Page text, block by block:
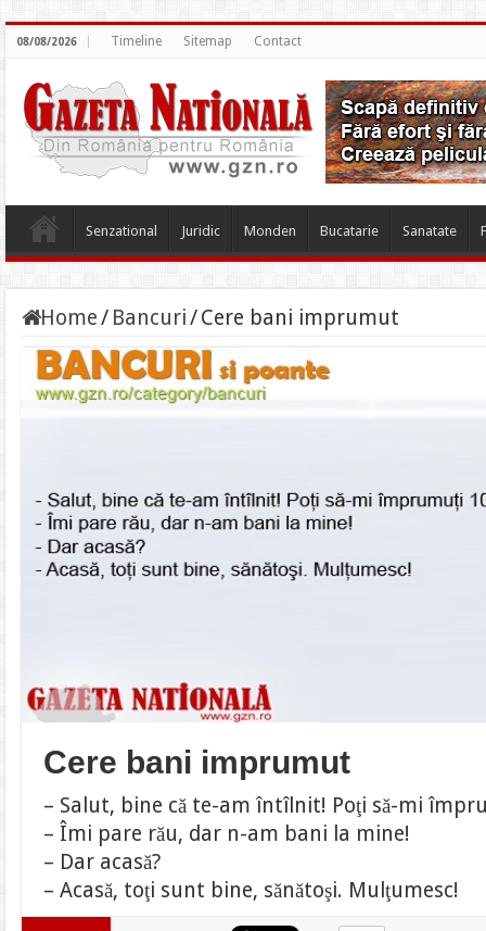
08/08/2026 Timeline Sitemap Contact
Senzational Juridic Monden Bucatarie Sanatate
Home/ Bancuri/Cere bani imprumut
Cere bani imprumut
– Salut, bine că te-am întîlnit! Poţi să-mi
– Îmi pare rău, dar n-am bani la mine!
– Dar acasă?
– Acasă, toţi sunt bine, sănătoşi. Mulţumesc!